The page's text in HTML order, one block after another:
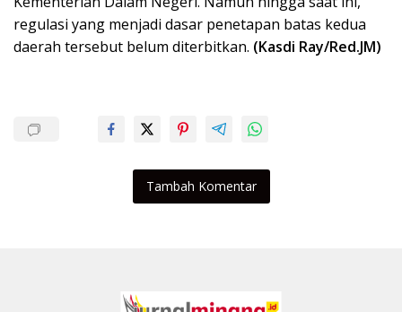
regulasi yang menjadi dasar penetapan batas kedua
daerah tersebut belum diterbitkan. (Kasdi Ray/Red.JM)
Tambah Komentar